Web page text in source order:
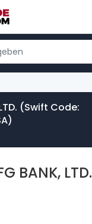
(Swift Code:
BANK, LTD.